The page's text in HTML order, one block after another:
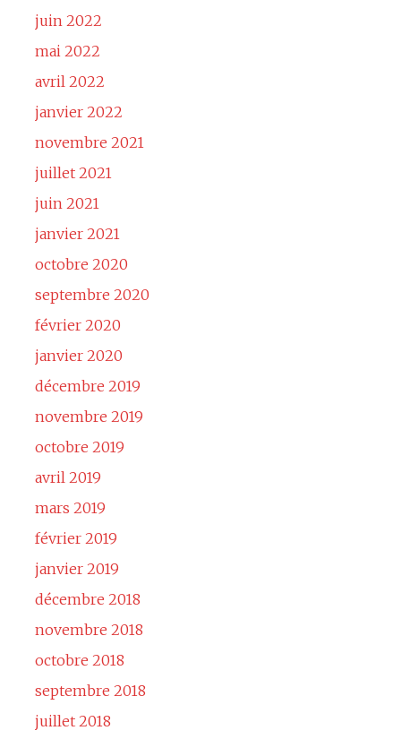
juin 2022
mai 2022
avril 2022
janvier 2022
novembre 2021
juillet 2021
juin 2021
janvier 2021
octobre 2020
septembre 2020
février 2020
janvier 2020
décembre 2019
novembre 2019
octobre 2019
avril 2019
mars 2019
février 2019
janvier 2019
décembre 2018
novembre 2018
octobre 2018
septembre 2018
juillet 2018